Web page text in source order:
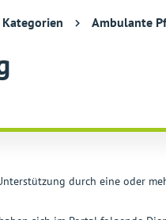
Ambulante Pflege
durch eine oder